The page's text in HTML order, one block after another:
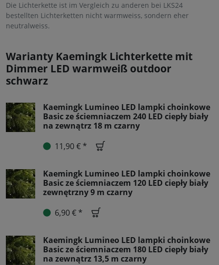
Die Lichterkette ist im Vergleich zu anderen bei LKS24
bestellten Lichterketten nicht warmweiss, sondern eher
neutralweiss.
Warianty Kaemingk Lichterkette mit
Dimmer LED warmweiß outdoor
schwarz
Kaemingk Lumineo LED lampki choinkowe
Basic ze ściemniaczem 240 LED ciepły biały
na zewnątrz 18 m czarny
11,90 € *
Kaemingk Lumineo LED lampki choinkowe
Basic ze ściemniaczem 120 LED ciepły biały
zewnętrzny 9 m czarny
6,90 € *
Kaemingk Lumineo LED lampki choinkowe
Basic ze ściemniaczem 180 LED ciepły biały
na zewnątrz 13,5 m czarny